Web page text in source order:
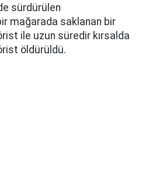
sürdürülen
mağarada saklanan bir
ile uzun süredir kırsalda
öldürüldü.